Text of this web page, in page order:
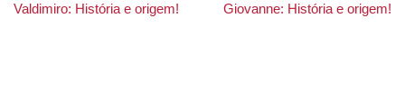
Valdimiro: História e origem!
Giovanne: História e origem!